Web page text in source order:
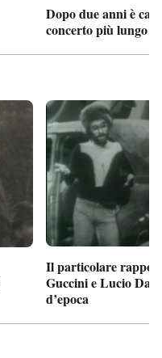
Dopo due anni è
concerto più lungo
Il particolare
Guccini e Lucio
d’epoca